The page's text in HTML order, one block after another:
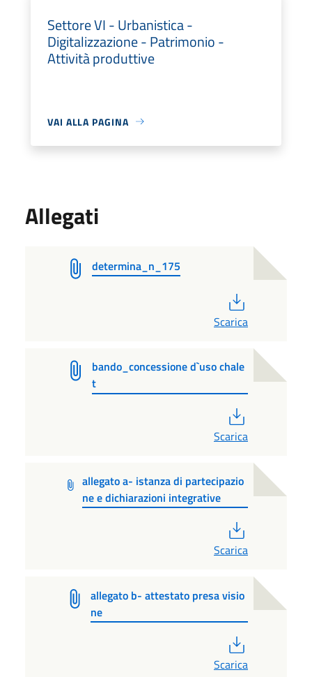
Settore VI - Urbanistica -
Digitalizzazione - Patrimonio -
Attività produttive
VAI ALLA PAGINA
Allegati
determina_n_175
Scarica
bando_concessione d`uso chale
t
Scarica
allegato a- istanza di partecipazio
ne e dichiarazioni integrative
Scarica
allegato b- attestato presa visio
ne
Scarica